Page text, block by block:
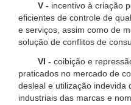
V - incentivo à criação
eficientes de controle de
e serviços, assim como de
solução de conflitos de
VI - coibição e
praticados no mercado de
desleal e utilização indevida
industriais das marcas e